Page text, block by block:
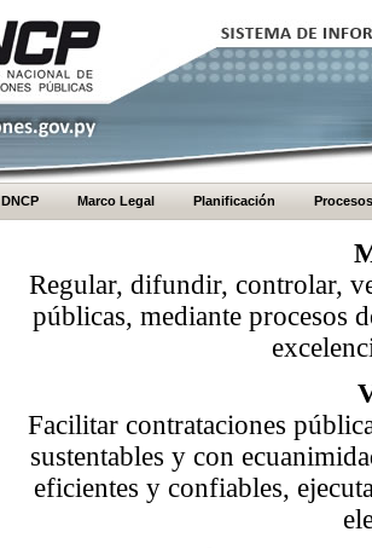
DNCP Marco Legal Planificación Procesos
Regular, difundir, controlar,
públicas, mediante procesos
Facilitar contrataciones
sustentables y con
eficientes y confiables,